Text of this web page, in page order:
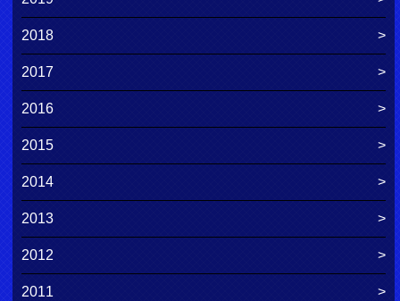
2018
2017
2016
2015
2014
2013
2012
2011